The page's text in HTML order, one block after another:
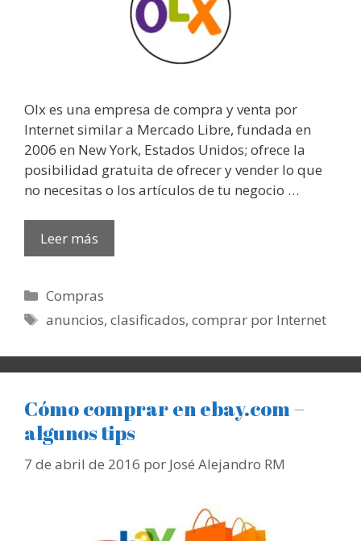
Olx es una empresa de compra y venta por
Internet similar a Mercado Libre, fundada en
2006 en New York, Estados Unidos; ofrece la
posibilidad gratuita de ofrecer y vender lo que
no necesitas o los artículos de tu negocio …
Leer más
Categorías
Compras
Etiquetas
anuncios,clasificados,comprar por Internet
Cómo comprar en ebay.com –
algunos tips
7 de abril de 2016 por José Alejandro RM